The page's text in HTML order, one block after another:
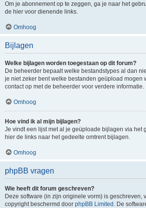
Om je abonnement op te zeggen, ga je naar het
de hier voor dienende links.
Omhoog
Bijlagen
Welke bijlagen worden toegestaan op dit forum?
De beheerder bepaalt welke bestandstypes al dan
je niet zeker bent welke bestanden geüpload mogen
contact op met de beheerder voor verdere informatie.
Omhoog
Hoe vind ik al mijn bijlagen?
Je vindt een lijst met al je geüploade bijlagen via het
hier de links naar het gedeelte omtrent bijlagen.
Omhoog
phpBB vragen
Wie heeft dit forum geschreven?
Deze software (in zijn originele vorm) is geschreven,
copyright beschermd door phpBB Limited . De